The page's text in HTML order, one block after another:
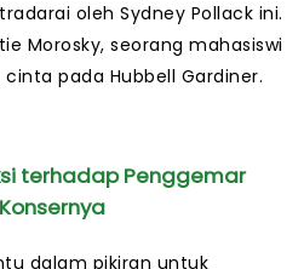
oleh Sydney Pollack ini.
Morosky, seorang mahasiswi
pada Hubbell Gardiner.
terhadap Penggemar
dalam pikiran untuk